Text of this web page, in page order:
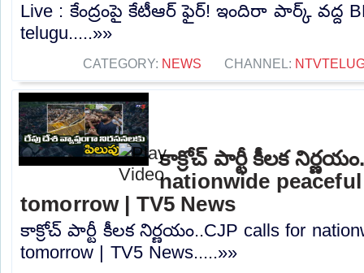
Live : కేంద్రంపై కేటీఆర్ ఫైర్! ఇందిరా పార్క్ వద్ద
telugu.....»»
CATEGORY: NEWS CHANNEL:
కాక్రోచ్ పార్టీ కీలక
nationwide
tomorrow | TV5 News
కాక్రోచ్ పార్టీ కీలక నిర్ణయం..CJP calls for
tomorrow | TV5 News.....»»